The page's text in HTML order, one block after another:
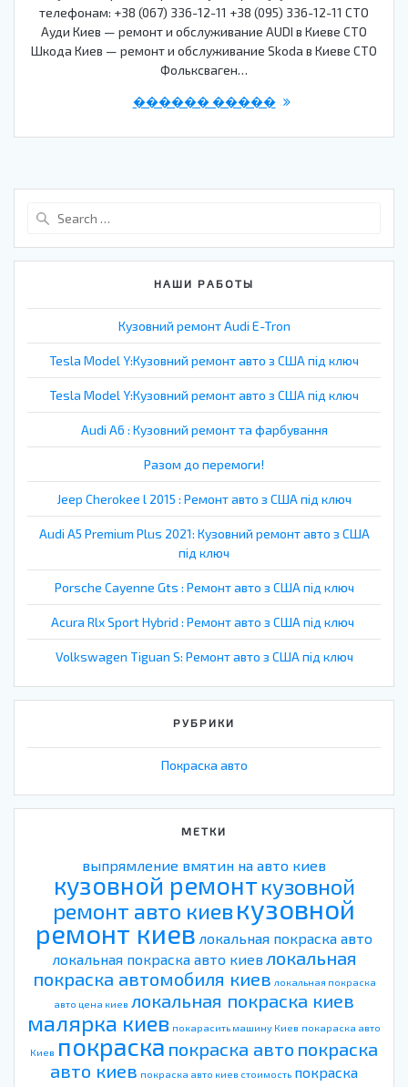
телефонам: +38 (067) 336-12-11 +38 (095) 336-12-11 СТО
Ауди Киев — ремонт и обслуживание AUDI в Киеве СТО
Шкода Киев — ремонт и обслуживание Skoda в Киеве СТО
Фольксваген…
������ �����
НАШИ РАБОТЫ
Кузовний ремонт Audi E-Tron
Tesla Model Y:Кузовний ремонт авто з США під ключ
Tesla Model Y:Кузовний ремонт авто з США під ключ
Audi A6 : Кузовний ремонт та фарбування
Разом до перемоги!
Jeep Cherokee l 2015 : Ремонт авто з США під ключ
Audi A5 Premium Plus 2021: Кузовний ремонт авто з США
під ключ
Porsche Cayenne Gts : Ремонт авто з США під ключ
Acura Rlx Sport Hybrid : Ремонт авто з США під ключ
Volkswagen Tiguan S: Ремонт авто з США під ключ
РУБРИКИ
Покраска авто
МЕТКИ
выпрямление вмятин на авто киев
кузовной ремонт кузовной
ремонт авто киев кузовной
ремонт киев локальная покраска авто
локальная покраска авто киев локальная
покраска автомобиля киев локальная покраска
авто цена киев локальная покраска киев
малярка киев покарасить машину Киев покараска авто
Киев покраска покраска авто покраска
авто киев покраска авто киев стоимость покраска